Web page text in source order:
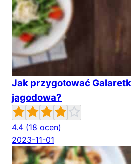
Jak przygotować
jagodowa?
4.4 (18 ocen)
2023-11-01